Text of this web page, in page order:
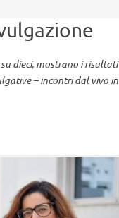
dieci, mostrano i risultati
– incontri dal vivo in